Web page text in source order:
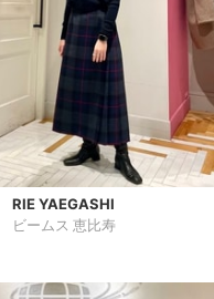
RIE YAEGASHI
ビームス 恵比寿